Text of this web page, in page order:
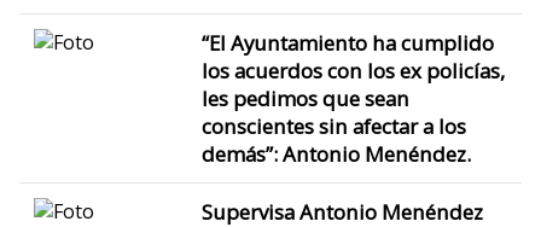
“El Ayuntamiento ha cumplido
los acuerdos con los ex policías,
les pedimos que sean
conscientes sin afectar a los
demás”: Antonio Menéndez.
Supervisa Antonio Menéndez